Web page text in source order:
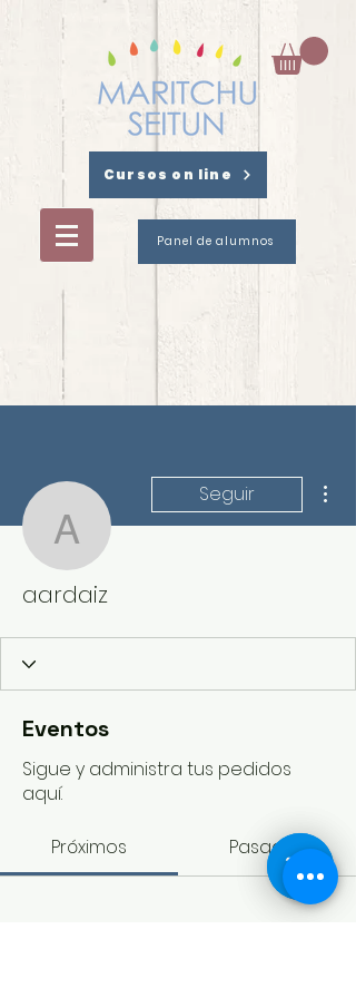
Cursos on line
Panel de alumnos
aardaiz
Seguir
aardaiz
Eventos
Sigue y administra tus pedidos
aquí.
Próximos Pasados